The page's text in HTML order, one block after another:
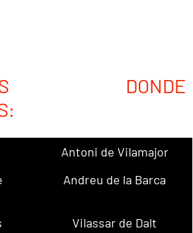
DONDE
Antoni de Vilamajor
Andreu de la Barca
Vilassar de Dalt